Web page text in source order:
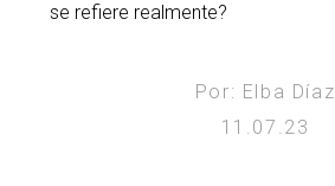
se refiere realmente?
Por: Elba Díaz
11.07.23